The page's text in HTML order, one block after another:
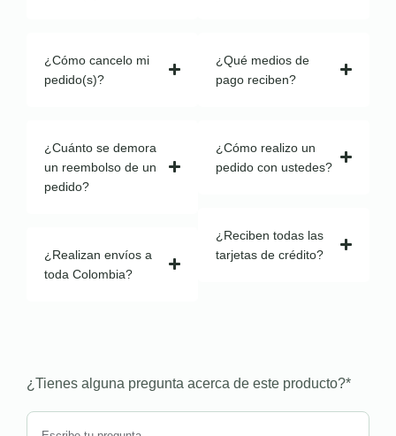
¿Cómo cancelo mi
pedido(s)?
¿Cuánto se demora
un reembolso de un
pedido?
¿Realizan envíos a
toda Colombia?
¿Qué medios de
pago reciben?
¿Cómo realizo un
pedido con ustedes?
¿Reciben todas las
tarjetas de crédito?
¿Tienes alguna pregunta acerca de este producto?*